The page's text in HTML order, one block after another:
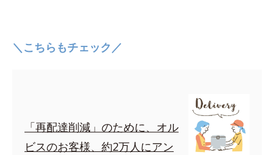
＼こちらもチェック／
「再配達削減」のために、オル
ビスのお客様、約2万人にアン